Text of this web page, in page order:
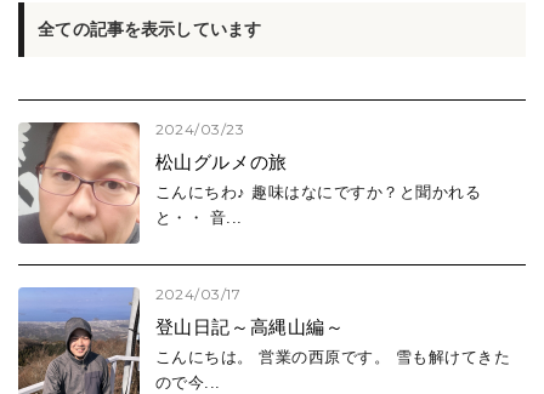
2026年 (47)
2026年5月 (7)
2026年4月 (6)
2026年3月(6)
2026年2月 (9)
2025年 (64)
2024年 (59)
2023年 (22)
全ての記事を表示しています
2024/03/23
松山グルメの旅
こんにちわ♪ 趣味はなにですか？と聞かれる
と・・ 音...
2024/03/17
登山日記～高縄山編～
こんにちは。 営業の西原です。 雪も解けてきた
ので今...